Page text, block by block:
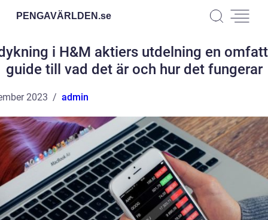
PENGAVÄRLDEN.se
i H&M aktiers utdelning en
guide till vad det är och hur det fungerar
2023 admin